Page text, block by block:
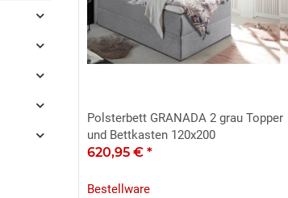
Polsterbett GRANADA 2 grau Topper
und Bettkasten 120x200
620,95 € *
Bestellware